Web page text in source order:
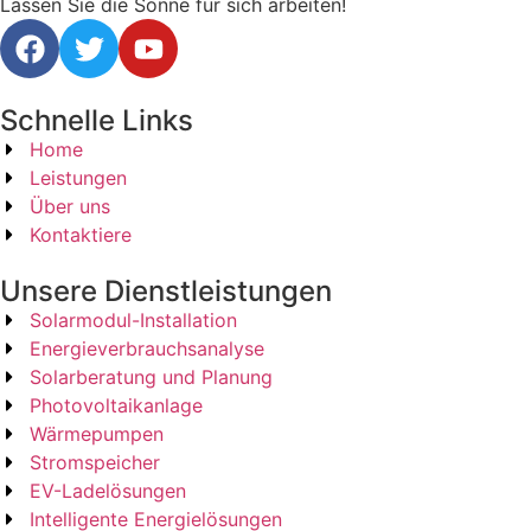
Lassen Sie die Sonne für sich arbeiten!
Schnelle Links
Home
Leistungen
Über uns
Kontaktiere
Unsere Dienstleistungen
Solarmodul-Installation
Energieverbrauchsanalyse
Solarberatung und Planung
Photovoltaikanlage
Wärmepumpen
Stromspeicher
EV-Ladelösungen
Intelligente Energielösungen